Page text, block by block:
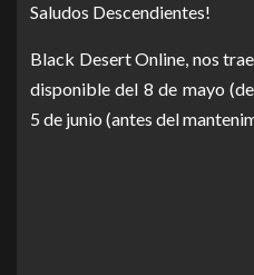
Saludos Descendientes!
Black Desert Online, nos
disponible del 8 de mayo
5 de junio (antes del